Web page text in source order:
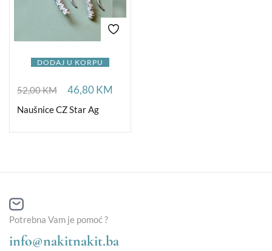
DODAJ U KORPU
52,00KM 46,80KM
Naušnice CZ Star Ag
Potrebna Vam je pomoć ?
info@nakitnakit.ba